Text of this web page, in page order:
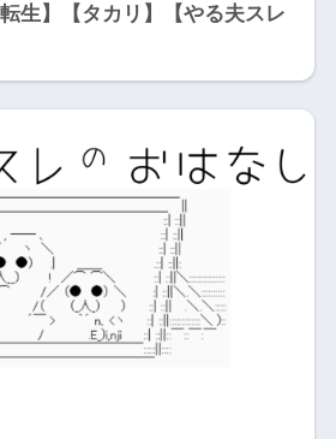
生】【タカリ】【やる夫スレ